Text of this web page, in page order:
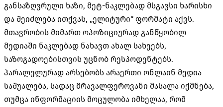
განსაზღვრული ხაზი, მეტ-ნაკლებად მსგავსი ხარისხი
და შეიძლება ითქვას, „ელიტური“ ფორმატი აქვს.
მთავრობის მიმართ ოპოზიციურად განწყობილ
მედიაში ნაკლებად ნახავთ ახალ სახეებს,
საზოგადოებისთვის უცნობ რესპოდენტებს.
პარალელურად არსებობს არაერთი ონლაინ მედია
საშუალება, სადაც მრავალფეროვანი მასალა იქმნება,
თუმცა ინფორმაციის მოცულობა იმხელაა, რომ